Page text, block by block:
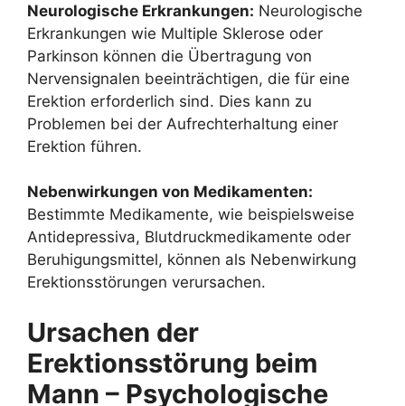
Neurologische Erkrankungen: Neurologische
Erkrankungen wie Multiple Sklerose oder
Parkinson können die Übertragung von
Nervensignalen beeinträchtigen, die für eine
Erektion erforderlich sind. Dies kann zu
Problemen bei der Aufrechterhaltung einer
Erektion führen.
Nebenwirkungen von Medikamenten:
Bestimmte Medikamente, wie beispielsweise
Antidepressiva, Blutdruckmedikamente oder
Beruhigungsmittel, können als Nebenwirkung
Erektionsstörungen verursachen.
Ursachen der
Erektionsstörung beim
Mann – Psychologische